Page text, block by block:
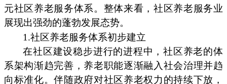
元社区养老服务体系。整体来看，社区养老服务业
展现出强劲的蓬勃发展态势。
1.社区养老服务体系初步建立
在社区建设稳步进行的进程中，社区养老的体
系架构渐趋完善，养老职能逐渐融入社会治理并趋
向标准化。伴随政府对社区养老权力的持续下放，